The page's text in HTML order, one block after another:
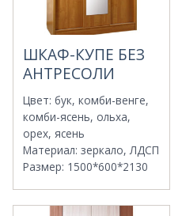
ШКАФ-КУПЕ БЕЗ
АНТРЕСОЛИ
Цвет:бук, комби-венге,
комби-ясень, ольха,
орех, ясень
Материал:зеркало, ЛДСП
Размер: 1500*600*2130